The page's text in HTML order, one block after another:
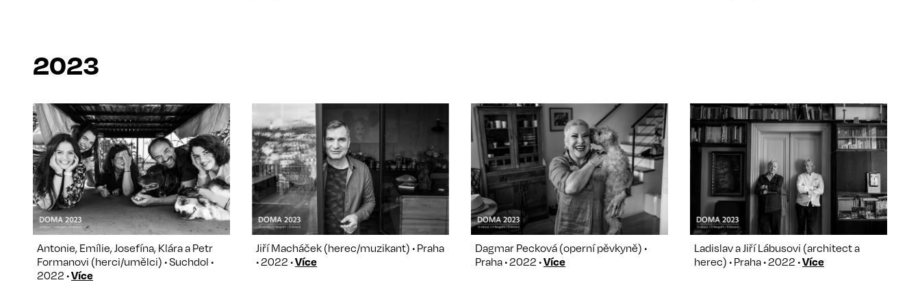
2023
Antonie, Emílie, Josefína, Klára a Petr
Formanovi (herci/umělci) • Suchdol •
2022 •Více
Jiří Macháček (herec/muzikant) • Praha
• 2022 •Více
Dagmar Pecková (operní pěvkyně) •
Praha • 2022 •Více
Ladislav a Jiří Lábusovi (architect a
herec) • Praha • 2022 •Více